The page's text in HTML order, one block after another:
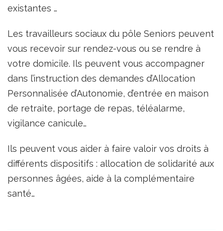
existantes …
Les travailleurs sociaux du pôle Seniors peuvent
vous recevoir sur rendez-vous ou se rendre à
votre domicile. Ils peuvent vous accompagner
dans l’instruction des demandes d’Allocation
Personnalisée d’Autonomie, d’entrée en maison
de retraite, portage de repas, téléalarme,
vigilance canicule…
Ils peuvent vous aider à faire valoir vos droits à
différents dispositifs : allocation de solidarité aux
personnes âgées, aide à la complémentaire
santé…